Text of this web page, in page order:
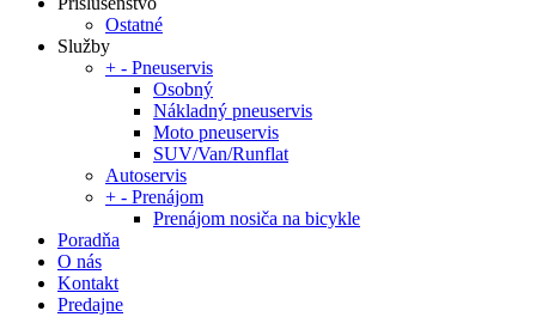
Ostatné
Služby
+ - Pneuservis
Osobný
Nákladný pneuservis
Moto pneuservis
SUV/Van/Runflat
Autoservis
+ - Prenájom
Prenájom nosiča na bicykle
Poradňa
O nás
Kontakt
Predajne